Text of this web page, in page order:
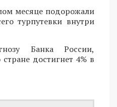
месяце подорожали
турпутевки внутри
Банка России,
достигнет 4% в